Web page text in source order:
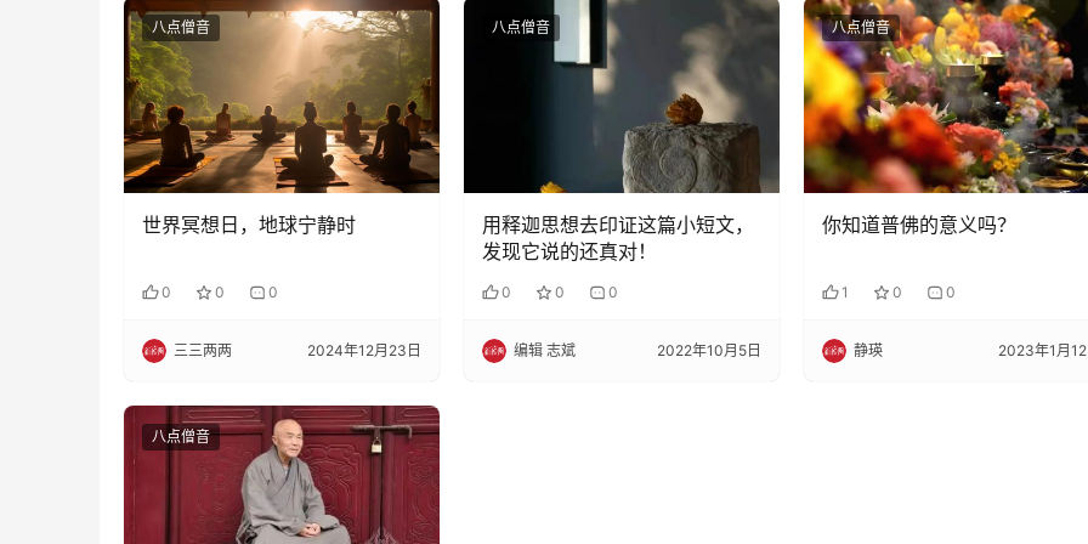
八点僧音
世界冥想日，地球宁静时
0 0 0
三三两两 2024年12月23日
八点僧音
用释迦思想去印证这篇小短文，
发现它说的还真对！
0 0 0
编辑 志斌 2022年10月5日
八点僧音
你知道普佛的意义吗？
1 0 0
静瑛 2023年1月
八点僧音